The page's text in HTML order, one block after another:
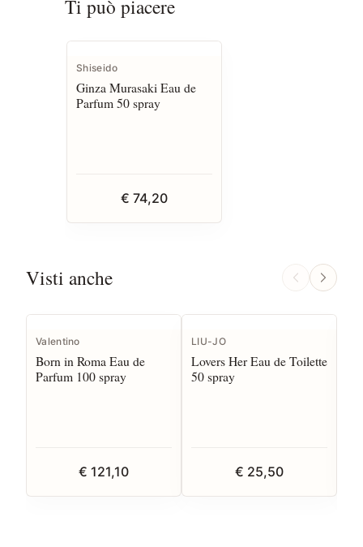
Ti può piacere
Shiseido
Ginza Murasaki Eau de
Parfum 50 spray
€ 74,20
Visti anche
Valentino
Born in Roma Eau de
Parfum 100 spray
€ 121,10
LIU-JO
Lovers Her Eau de Toilette
50 spray
€ 25,50